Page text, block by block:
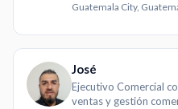
Guatemala City,
José
Ejecutivo Comercial
ventas y gestión